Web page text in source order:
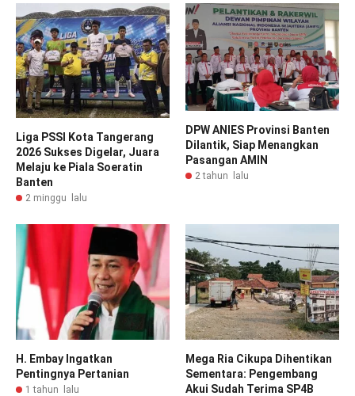
Liga PSSI Kota Tangerang
2026 Sukses Digelar, Juara
Melaju ke Piala Soeratin
Banten
2 minggu lalu
DPW ANIES Provinsi Banten
Dilantik, Siap Menangkan
Pasangan AMIN
2 tahun lalu
H. Embay Ingatkan
Pentingnya Pertanian
1 tahun lalu
Mega Ria Cikupa Dihentikan
Sementara: Pengembang
Akui Sudah Terima SP4B